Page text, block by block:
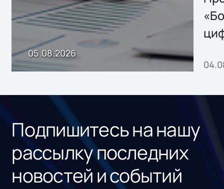
хранения данных
05.08.2026
Подпишитесь на нашу
рассылку последних
новостей и событий